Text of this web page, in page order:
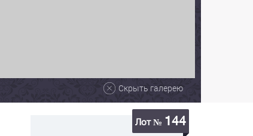
Скрыть галерею
Лот № 144